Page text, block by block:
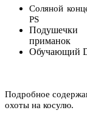
Соляной
PS
Подушечки
приманок
Обучающий
Подробное
охоты на косулю.